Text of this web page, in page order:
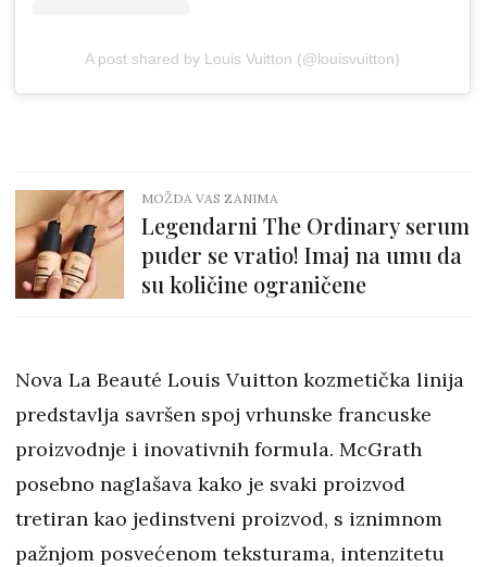
A post shared by Louis Vuitton (@louisvuitton)
MOŽDA VAS ZANIMA
Legendarni The Ordinary serum
puder se vratio! Imaj na umu da
su količine ograničene
Nova La Beauté Louis Vuitton kozmetička linija
predstavlja savršen spoj vrhunske francuske
proizvodnje i inovativnih formula. McGrath
posebno naglašava kako je svaki proizvod
tretiran kao jedinstveni proizvod, s iznimnom
pažnjom posvećenom teksturama, intenzitetu